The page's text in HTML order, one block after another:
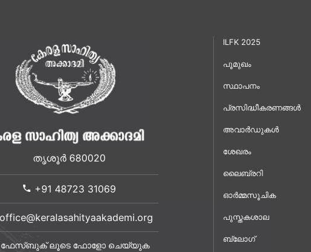
തൃശൂർ 680020
+91 48723 31069
office@keralasahityaakademi.org
ഫേസ്ബുക് ലൂടെ ഫോളോ ചെയ്യുക
ILFK 2025
പൂമുഖം
സ്ഥാപനം
പ്രസിദ്ധീകരണങ്ങൾ
അവാർഡുകൾ
ശേഖരം
ലൈബ്രറി
ഓർമ്മസൂചിക
പുസ്തകശാല
ബ്ലോഗ്